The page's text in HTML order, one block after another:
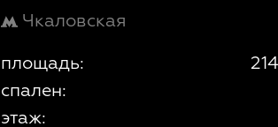
Чкаловская
площадь:
спален:
этаж: